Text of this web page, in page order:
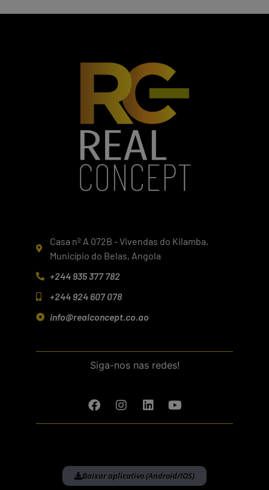
Casa nº A 072B - Vivendas do Kilamba,
Município do Belas, Angola
+244 935 377 782
+244 924 607 078
info@realconcept.co.ao
Siga-nos nas redes!
Baixar aplicativo (Android/IOS)